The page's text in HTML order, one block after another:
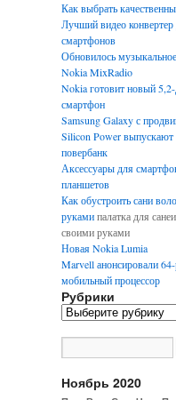
Как выбрать
Лучший видео конвертер
смартфонов
Обновилось
Nokia MixRadio
Nokia готовит новый
смартфон
Samsung Galaxy с
Silicon Power выпускают
повербанк
Аксессуары для
планшетов
Как обустроить сани
рукамипалатка для
своими руками
Новая Nokia Lumia
Marvell анонсировали
мобильный процессор
Рубрики
Р
р
и
к
Ноябрь 2020